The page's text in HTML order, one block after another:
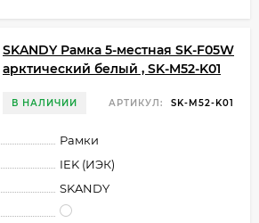
SKANDY Рамка 5-местная SK-F05W
арктический белый , SK-M52-K01
В НАЛИЧИИ АРТИКУЛ: SK-M52-K01
Рамки
IEK (ИЭК)
SKANDY